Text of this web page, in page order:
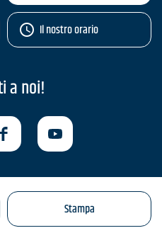
Il nostro orario
a noi!
Stampa